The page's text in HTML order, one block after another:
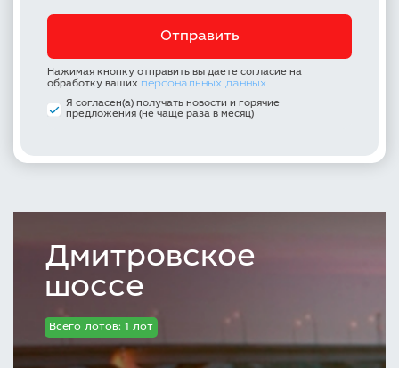
Нажимая кнопку отправить вы даете согласие на
обработку ваших персональных данных
Я согласен(а) получать новости и горячие
предложения (не чаще раза в месяц)
Дмитровское
шоссе
Всего лотов: 1 лот